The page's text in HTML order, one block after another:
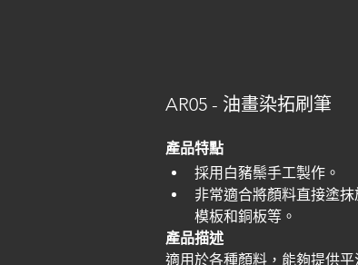
AR05 - 油畫染拓刷筆
產品特點
採用白豬鬃手工製作。
非常適合將顏料直接塗
模板和銅板等。
產品描述
適用於各種顏料，能夠提供平